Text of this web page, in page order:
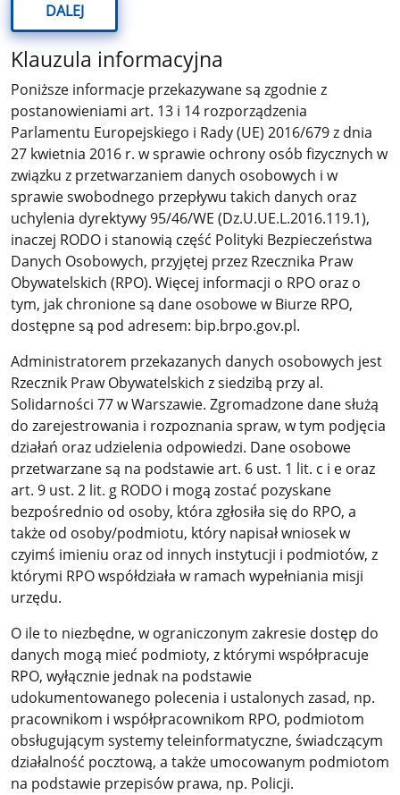
DALEJ
Klauzula informacyjna
Poniższe informacje przekazywane są zgodnie z
postanowieniami art. 13 i 14 rozporządzenia
Parlamentu Europejskiego i Rady (UE) 2016/679 z dnia
27 kwietnia 2016 r. w sprawie ochrony osób fizycznych w
związku z przetwarzaniem danych osobowych i w
sprawie swobodnego przepływu takich danych oraz
uchylenia dyrektywy 95/46/WE (Dz.U.UE.L.2016.119.1),
inaczej RODO i stanowią część Polityki Bezpieczeństwa
Danych Osobowych, przyjętej przez Rzecznika Praw
Obywatelskich (RPO). Więcej informacji o RPO oraz o
tym, jak chronione są dane osobowe w Biurze RPO,
dostępne są pod adresem: bip.brpo.gov.pl.
Administratorem przekazanych danych osobowych jest
Rzecznik Praw Obywatelskich z siedzibą przy al.
Solidarności 77 w Warszawie. Zgromadzone dane służą
do zarejestrowania i rozpoznania spraw, w tym podjęcia
działań oraz udzielenia odpowiedzi. Dane osobowe
przetwarzane są na podstawie art. 6 ust. 1 lit. c i e oraz
art. 9 ust. 2 lit. g RODO i mogą zostać pozyskane
bezpośrednio od osoby, która zgłosiła się do RPO, a
także od osoby/podmiotu, który napisał wniosek w
czyimś imieniu oraz od innych instytucji i podmiotów, z
którymi RPO współdziała w ramach wypełniania misji
urzędu.
O ile to niezbędne, w ograniczonym zakresie dostęp do
danych mogą mieć podmioty, z którymi współpracuje
RPO, wyłącznie jednak na podstawie
udokumentowanego polecenia i ustalonych zasad, np.
pracownikom i współpracownikom RPO, podmiotom
obsługującym systemy teleinformatyczne, świadczącym
działalność pocztową, a także umocowanym podmiotom
na podstawie przepisów prawa, np. Policji.